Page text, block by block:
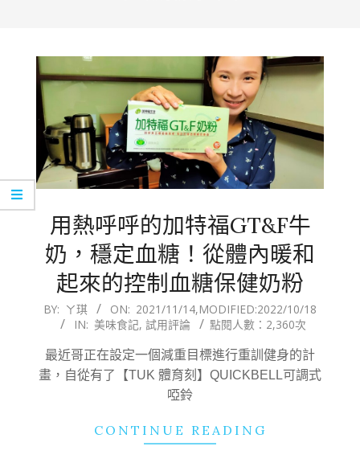
用熱呼呼的加特福GT&F牛
奶，穩定血糖！從體內暖和
起來的控制血糖保健奶粉
2021-
14
BY: ㄚ琪 ON: 2021/11/14,MODIFIED:2022/10/18
IN: 美味食記, 試用評論 點閱人數：2,360次
最近哥正在設定一個減重目標進行重訓健身的計
畫，自從有了【TUK 體育刻】QUICKBELL可調式
啞鈴
CONTINUE READING